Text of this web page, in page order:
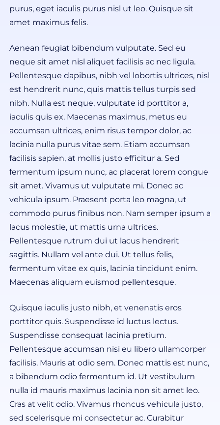
purus, eget iaculis purus nisl ut leo. Quisque sit
amet maximus felis.
Aenean feugiat bibendum vulputate. Sed eu
neque sit amet nisl aliquet facilisis ac nec ligula.
Pellentesque dapibus, nibh vel lobortis ultrices, nisl
est hendrerit nunc, quis mattis tellus turpis sed
nibh. Nulla est neque, vulputate id porttitor a,
iaculis quis ex. Maecenas maximus, metus eu
accumsan ultrices, enim risus tempor dolor, ac
lacinia nulla purus vitae sem. Etiam accumsan
facilisis sapien, at mollis justo efficitur a. Sed
fermentum ipsum nunc, ac placerat lorem congue
sit amet. Vivamus ut vulputate mi. Donec ac
vehicula ipsum. Praesent porta leo magna, ut
commodo purus finibus non. Nam semper ipsum a
lacus molestie, ut mattis urna ultrices.
Pellentesque rutrum dui ut lacus hendrerit
sagittis. Nullam vel ante dui. Ut tellus felis,
fermentum vitae ex quis, lacinia tincidunt enim.
Maecenas aliquam euismod pellentesque.
Quisque iaculis justo nibh, et venenatis eros
porttitor quis. Suspendisse id luctus lectus.
Suspendisse consequat lacinia pretium.
Pellentesque accumsan nisi eu libero ullamcorper
facilisis. Mauris at odio sem. Donec mattis est nunc,
a bibendum odio fermentum id. Ut vestibulum
nulla id mauris maximus lacinia non sit amet leo.
Cras at velit odio. Vivamus rhoncus vehicula justo,
sed scelerisque mi consectetur ac. Curabitur